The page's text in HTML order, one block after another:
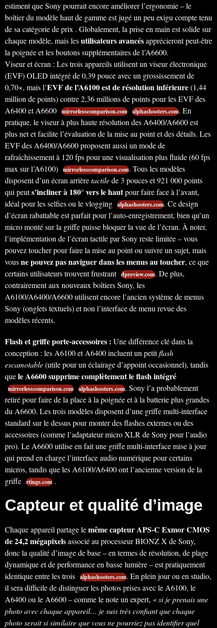
estiment que Sony pourrait encore améliorer l’ergonomie – le
boîtier du modèle haut de gamme est jugé un peu exigu compte tenu
de sa catégorie de prix . Globalement, la prise en main est solide sur
chaque modèle, mais lesutilisateurs avancésapprécieront peut-être
la poignée et les boutons supplémentaires de l’A6600.
Viseur et écran : Les trois appareils utilisent un viseur électronique
(EVF) OLED intégré de 0,39 pouce avec un grossissement de
0,70×, mais l’EVF de l’A6100 est de résolution inférieure(1,44
million de points) contre 2,36 millions de points pour les EVF des
A6400 et A6600 mirrorlesscomparison.com alphashooters.com. En
pratique, le viseur à plus haute résolution des A6400/A6600 est
plus net et facilite l’évaluation de la mise au point et des détails. Les
EVF des A6400/A6600 proposent aussi un mode de
rafraîchissement à 120 fps pour une visualisation plus fluide (60 fps
max sur l’A6100) mirrorlesscomparison.com. Tous les modèles
disposent d’un écran arrièretactilede 3 pouces et 921 000 points
qui peuts’incliner à 180° vers le hautpour faire face à l’avant,
idéal pour les selfies ou le vlogging alphashooters.com. Ce design
d’écran rabattable est parfait pour l’auto-enregistrement, bien qu’un
micro monté sur la griffe puisse bloquer la vue de l’écran. À noter,
l’implémentation de l’écran tactile par Sony reste limitée – vous
pouvez toucher pour faire la mise au point ou suivre un sujet, mais
vousne pouvez pas naviguer dans les menus au toucher, ce que
certains utilisateurs trouvent frustrant dpreview.com. De plus,
contrairement aux nouveaux boîtiers Sony, les
A6100/A6400/A6600 utilisent encore l’ancien système de menus
Sony (onglets textuels) et non l’interface de menu revue des
modèles récents.
Flash et griffe porte-accessoires : Une différence clé dans la
conception : les A6100 et A6400 incluent un petitflash
escamotable(utile pour un éclairage d’appoint occasionnel), tandis
quele A6600 supprime complètement le flash intégré
mirrorlesscomparison.com alphashooters.com. Sony l’a probablement
retiré pour faire de la place à la poignée et à la batterie plus grandes
du A6600. Les trois modèles disposent d’une griffe multi-interface
standard sur le dessus pour monter des flashes externes ou des
accessoires (comme l’adaptateur micro XLR de Sony pour l’audio
pro). Le A6600 utilise en fait une griffe multi-interface mise à jour
qui prend en charge l’interface audio numérique pour certains
micros, tandis que les A6100/A6400 ont l’ancienne version de la
griffe rtings.com .
Capteur et qualité d’image
Chaque appareil partage lemême capteur APS-C Exmor CMOS
de 24,2 mégapixelsassocié au processeur BIONZ X de Sony,
donc la qualité d’image de base – en termes de résolution, de plage
dynamique et de performance en basse lumière – est pratiquement
identique entre les trois alphashooters.com. En plein jour ou en studio,
il sera difficile de distinguer les photos prises avec le A6100, le
A6400 ou le A6600 – comme le note un expert, « si je prenais une
photo avec chaque appareil… je suis très confiant que chaque
photo serait si similaire que vous ne pourriez pas identifier quel